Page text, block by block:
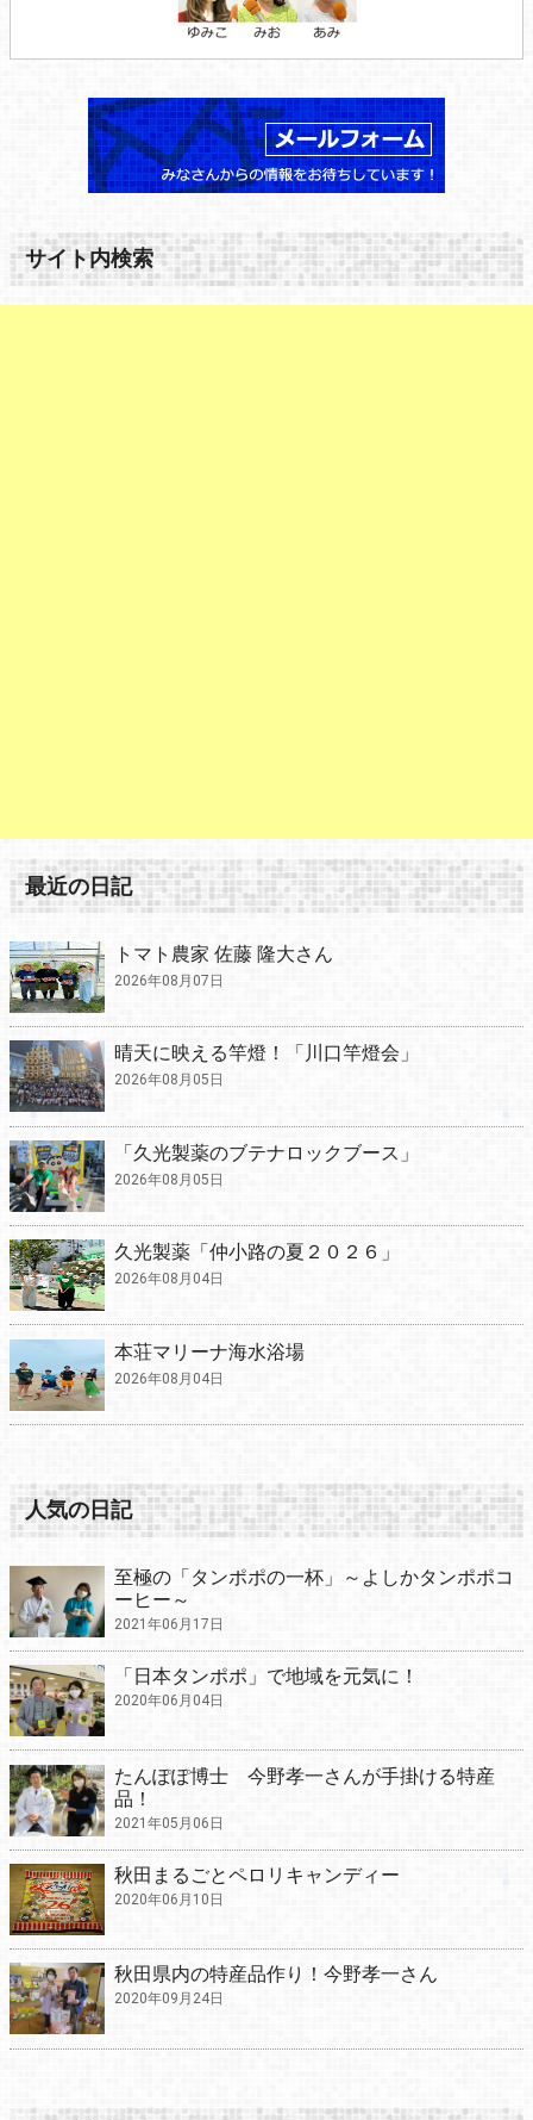
サイト内検索
最近の日記
トマト農家 佐藤 隆大さん
2026年08月07日
晴天に映える竿燈！「川口竿燈会」
2026年08月05日
「久光製薬のブテナロックブース」
2026年08月05日
久光製薬「仲小路の夏２０２６」
2026年08月04日
本荘マリーナ海水浴場
2026年08月04日
人気の日記
至極の「タンポポの一杯」～よしかタンポポコ
ーヒー～
2021年06月17日
「日本タンポポ」で地域を元気に！
2020年06月04日
たんぽぽ博士 今野孝一さんが手掛ける特産
品！
2021年05月06日
秋田まるごとペロリキャンディー
2020年06月10日
秋田県内の特産品作り！今野孝一さん
2020年09月24日